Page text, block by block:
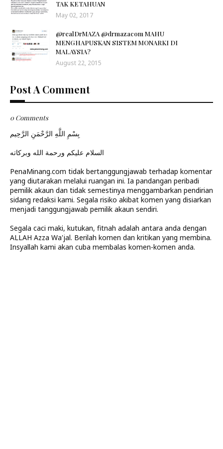
TAK KETAHUAN
May 02, 2017
@realDrMAZA @drmazacom MAHU
MENGHAPUSKAN SISTEM MONARKI DI
MALAYSIA?
August 22, 2015
Post A Comment
0 Comments
بِسْمِ اللَّهِ الرَّحْمَنِ الرَّحِيم
السلام عليكم ورحمة الله وبركاته
PenaMinang.com tidak bertanggungjawab terhadap komentar
yang diutarakan melalui ruangan ini. Ia pandangan peribadi
pemilik akaun dan tidak semestinya menggambarkan pendirian
sidang redaksi kami. Segala risiko akibat komen yang disiarkan
menjadi tanggungjawab pemilik akaun sendiri.
Segala caci maki, kutukan, fitnah adalah antara anda dengan
ALLAH Azza Wa'jal. Berilah komen dan kritikan yang membina.
Insyallah kami akan cuba membalas komen-komen anda.